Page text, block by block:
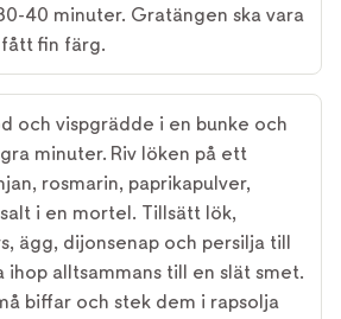
40 minuter. Gratängen ska vara
fin färg.
och vispgrädde i en bunke och
minuter. Riv löken på ett
rosmarin, paprikapulver,
i en mortel. Tillsätt lök,
ägg, dijonsenap och persilja till
ihop alltsammans till en slät smet.
biffar och stek dem i rapsolja